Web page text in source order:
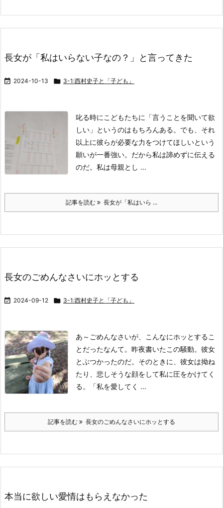
長女が「私はいらない子なの？」と言ってきた
 2024-10-13  3-1:西村史子と「子ども」
叱る時にこどもたちに「言うことを聞いて欲
しい」というのはもちろんある。 でも、それ
以上に彼らが必要な力をつけてほしいという
願いが一番強い。 だから私は諦めずに伝える
のだ。 私は母親とし ...
記事を読む 長女が「私はいら ...
長女のごめんなさいにホッとする
 2024-09-12  3-1:西村史子と「子ども」
あ～ごめんなさいが、こんなにホッとするこ
とだったなんて。 昨夜書いたこの騒動。 彼女
とぶつかったのだ。 そのときに、彼女は拗ね
たり、悲しそうな顔をして私に圧をかけてく
る。
「私を愛してく ...
記事を読む 長女のごめんなさいにホッとする
本当に欲しい愛情はもらえなかった